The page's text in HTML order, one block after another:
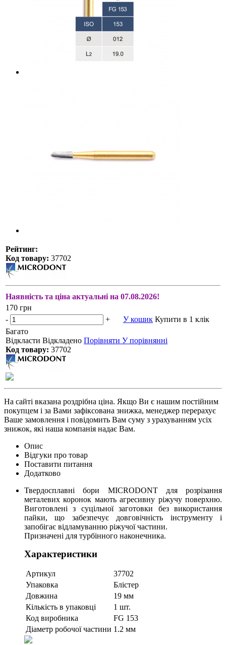
Рейтинг:
Код товару: 37702
Наявність та ціна актуальні на 07.08.2026!
170 грн
-
+ У кошик Купити в 1 клік
Багато
Відкласти Відкладено Порівняти У порівнянні
Код товару: 37702
На сайті вказана роздрібна ціна. Якщо Ви є нашим постійним
покупцем і за Вами зафіксована знижка, менеджер перерахує
Ваше замовлення і повідомить Вам суму з урахуванням усіх
знижок, які наша компанія надає Вам.
Опис
Відгуки про товар
Поставити питання
Додатково
Твердосплавні бори MICRODONT для розрізання
металевих коронок мають агресивну ріжучу поверхню.
Виготовлені з суцільної заготовки без використання
пайки, що забезпечує довговічність інструменту і
запобігає відламуванню ріжучої частини.
Призначені для турбінного наконечника.
Характеристики
Артикул
37702
Упаковка
Блістер
Довжина
19 мм
Кількість в упаковці
1 шт.
Код виробника
FG 153
Діаметр робочої частини 1.2 мм